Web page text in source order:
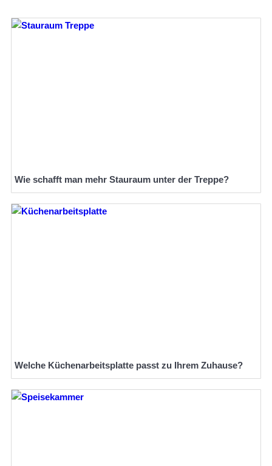
Wie schafft man mehr Stauraum unter der Treppe?
Welche Küchenarbeitsplatte passt zu Ihrem Zuhause?